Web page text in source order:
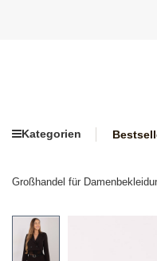
Kategorien
Großhandel für